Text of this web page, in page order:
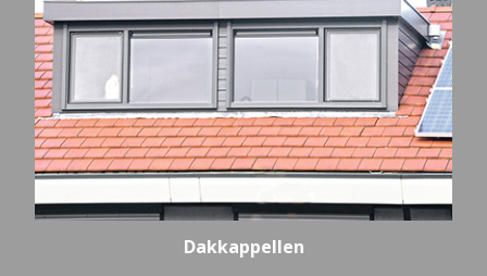
Dakkappellen